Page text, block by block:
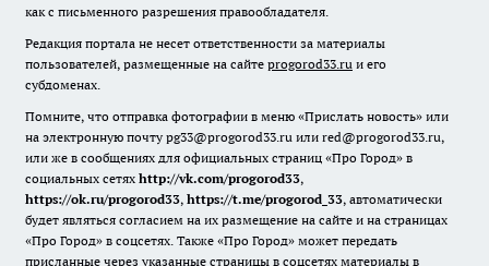
как с письменного разрешения правообладателя.
Редакция портала не несет ответственности за материалы
пользователей, размещенные на сайте progorod33.ru и его
субдоменах.
Помните, что отправка фотографии в меню «Прислать новость» или
на электронную почту pg33@progorod33.ru или red@progorod33.ru,
или же в сообщениях для официальных страниц «Про Город» в
социальных сетях http://vk.com/progorod33,
https://ok.ru/progorod33, https://t.me/progorod_33, автоматически
будет являться согласием на их размещение на сайте и на страницах
«Про Город» в соцсетях. Также «Про Город» может передать
присланные через указанные страницы в соцсетях материалы в